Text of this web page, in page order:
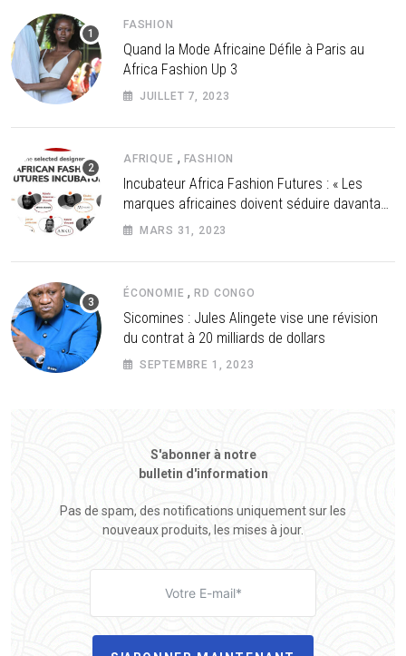
FASHION
Quand la Mode Africaine Défile à Paris au
Africa Fashion Up 3
JUILLET 7, 2023
AFRIQUE , FASHION
Incubateur Africa Fashion Futures : « Les
marques africaines doivent séduire davantage
les investisseurs »
MARS 31, 2023
ÉCONOMIE ,RD CONGO
Sicomines : Jules Alingete vise une révision
du contrat à 20 milliards de dollars
SEPTEMBRE 1, 2023
S'abonner à notre
bulletin d'information
Pas de spam, des notifications uniquement sur les
nouveaux produits, les mises à jour.